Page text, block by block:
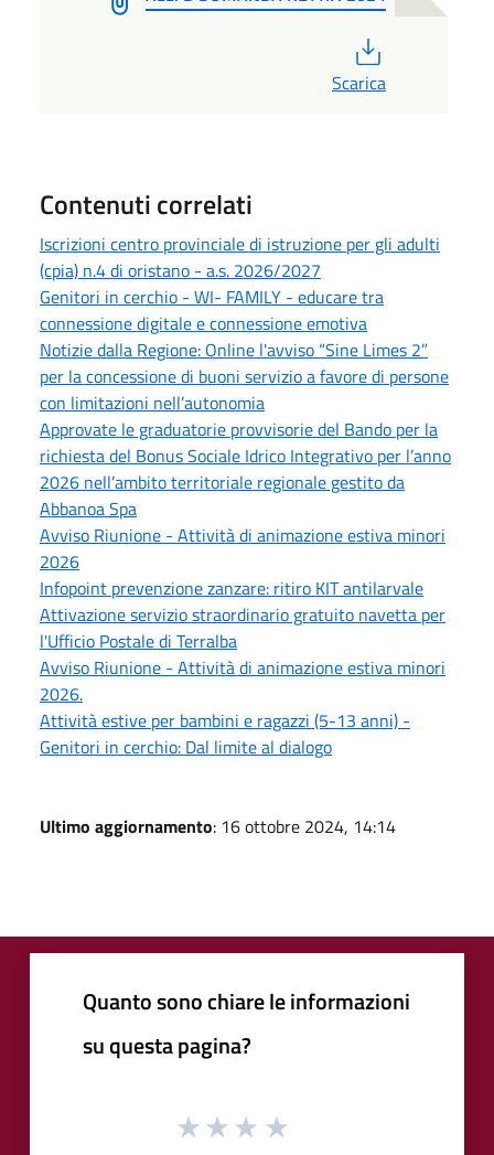
Scarica
Contenuti correlati
Iscrizioni centro provinciale di istruzione per gli adulti
(cpia) n.4 di oristano - a.s. 2026/2027
Genitori in cerchio - WI- FAMILY - educare tra
connessione digitale e connessione emotiva
Notizie dalla Regione: Online l'avviso “Sine Limes 2”
per la concessione di buoni servizio a favore di persone
con limitazioni nell’autonomia
Approvate le graduatorie provvisorie del Bando per la
richiesta del Bonus Sociale Idrico Integrativo per l’anno
2026 nell’ambito territoriale regionale gestito da
Abbanoa Spa
Avviso Riunione - Attività di animazione estiva minori
2026
Infopoint prevenzione zanzare: ritiro KIT antilarvale
Attivazione servizio straordinario gratuito navetta per
l'Ufficio Postale di Terralba
Avviso Riunione - Attività di animazione estiva minori
2026.
Attività estive per bambini e ragazzi (5-13 anni) -
Genitori in cerchio: Dal limite al dialogo
Ultimo aggiornamento: 16 ottobre 2024, 14:14
Quanto sono chiare le informazioni
su questa pagina?